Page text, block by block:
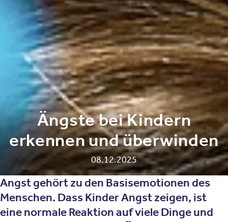
Ängste bei Kindern
erkennen und überwinden
08.12.2025
Angst gehört zu den Basisemotionen des
Menschen. Dass Kinder Angst zeigen, ist
eine normale Reaktion auf viele Dinge und